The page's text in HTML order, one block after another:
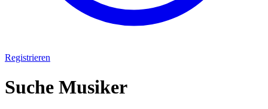
Registrieren
Suche Musiker